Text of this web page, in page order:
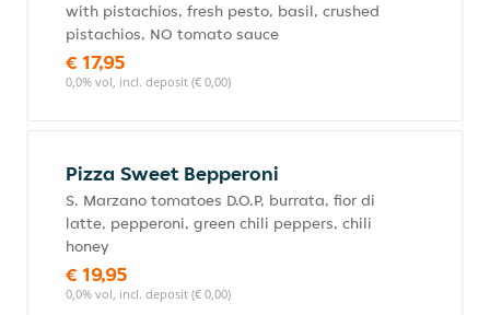
with pistachios, fresh pesto, basil, crushed
pistachios, NO tomato sauce
€ 17,95
0,0% vol, incl. deposit (€ 0,00)
Pizza Sweet Bepperoni
S. Marzano tomatoes D.O.P, burrata, fior di
latte, pepperoni, green chili peppers, chili
honey
€ 19,95
0,0% vol, incl. deposit (€ 0,00)